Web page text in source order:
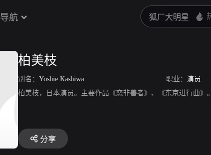
导航
柏美枝
别名： Yoshie Kashiwa 职业： 演员
柏美枝，日本演员。主要作品《恋非善者》、《东京进行曲》。
分享